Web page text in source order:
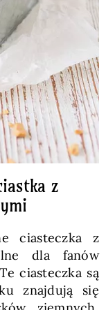
Polski
z
ciasteczka z
dla fanów
ciasteczka są
znajdują się